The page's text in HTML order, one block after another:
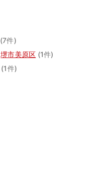
(7件)
堺市美原区 (1件)
(1件)